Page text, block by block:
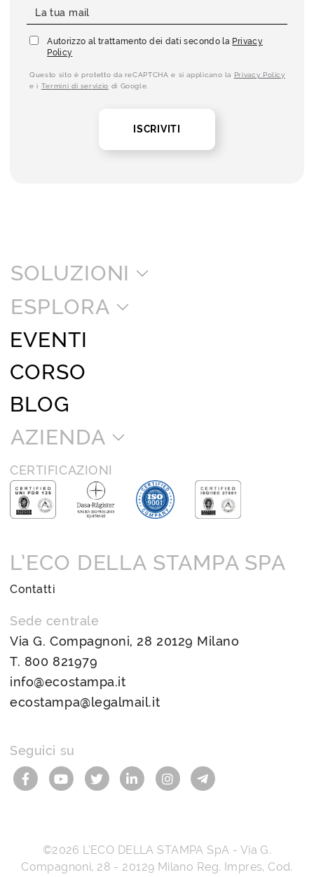
Autorizzo al trattamento dei dati secondo la Privacy
Policy
Questo sito è protetto da reCAPTCHA e si applicano la Privacy Policy
e i Termini di servizio di Google.
ISCRIVITI
SOLUZIONI
ESPLORA
EVENTI
CORSO
BLOG
AZIENDA
CERTIFICAZIONI
L’ECO DELLA STAMPA SPA
Contatti
Sede centrale
Via G. Compagnoni, 28 20129 Milano
T. 800 821979
info@ecostampa.it
ecostampa@legalmail.it
Seguici su
©2026 L’ECO DELLA STAMPA SpA - Via G.
Compagnoni, 28 - 20129 Milano Reg. Impres, Cod.